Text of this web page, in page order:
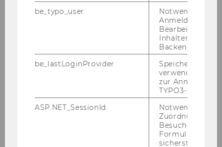
Sichern Sie sich noch bis 15.03.2025 ein
Ticket und profitieren Sie von unserem
*Gül­tig nur für Ein­zel­ti­ckets und ist nicht mit
an­de­ren Ak­tio­nen kom­bi­nier­bar.
be_typo_user
Notwendig für
Anmeldung und
Bearbeitung von
Inhalten im
Backend.
be_lastLoginProvider
Speichert die
verwendete
zur Anmeldung
TYPO3-Backend.
ASP.NET_SessionId
Notwendig, um
Zuordnung von
Besucher zu
sicherstellen zu